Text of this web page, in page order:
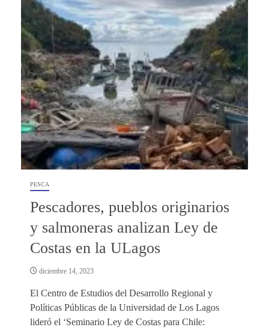
PESCA
Pescadores, pueblos originarios
y salmoneras analizan Ley de
Costas en la ULagos
diciembre 14, 2023
El Centro de Estudios del Desarrollo Regional y
Políticas Públicas de la Universidad de Los Lagos
lideró el ‘Seminario Ley de Costas para Chile: